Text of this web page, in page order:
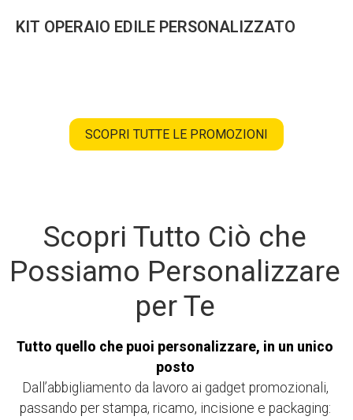
KIT OPERAIO EDILE PERSONALIZZATO
SCOPRI TUTTE LE PROMOZIONI
Scopri Tutto Ciò che
Possiamo Personalizzare
per Te
Tutto quello che puoi personalizzare, in un unico
posto
Dall’abbigliamento da lavoro ai gadget promozionali,
passando per stampa, ricamo, incisione e packaging: